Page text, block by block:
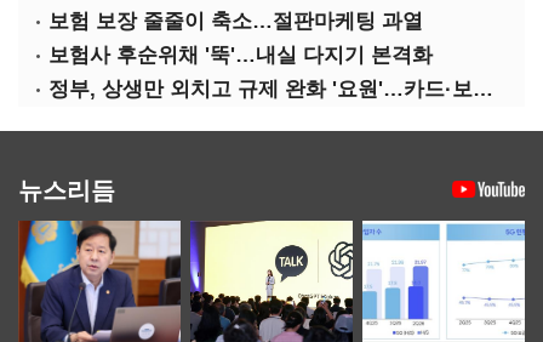
보험 보장 줄줄이 축소…절판마케팅 과열
보험사 후순위채 '뚝'…내실 다지기 본격화
정부, 상생만 외치고 규제 완화 '요원'…카드·보험사 부담 역대급
뉴스리듬